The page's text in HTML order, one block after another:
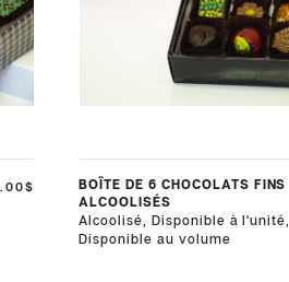
.00$
BOÎTE DE 6 CHOCOLATS FINS
ALCOOLISÉS
Alcoolisé, Disponible à l'unité,
Disponible au volume